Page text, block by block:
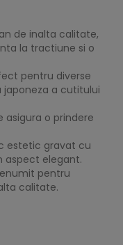
de inalta calitate,
la tractiune si o
pentru diverse
japoneza a cutitului
asigura o prindere
estetic gravat cu
aspect elegant.
pentru
calitate.